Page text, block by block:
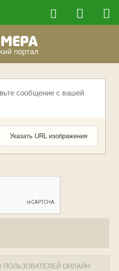
сообщение с вашей
Указать URL изображения
ПОЛЬЗОВАТЕЛЕЙ ОНЛАЙН